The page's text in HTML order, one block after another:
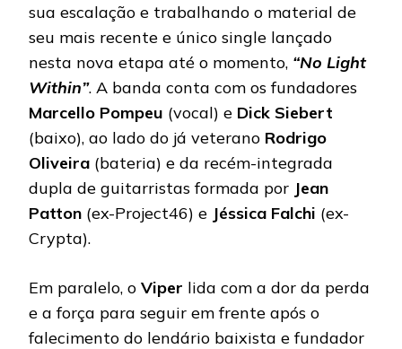
sua escalação e trabalhando o material de
seu mais recente e único single lançado
nesta nova etapa até o momento, “No Light
Within”. A banda conta com os fundadores
Marcello Pompeu (vocal) e Dick Siebert
(baixo), ao lado do já veterano Rodrigo
Oliveira (bateria) e da recém-integrada
dupla de guitarristas formada por Jean
Patton (ex-Project46) e Jéssica Falchi (ex-
Crypta).
Em paralelo, o Viper lida com a dor da perda
e a força para seguir em frente após o
falecimento do lendário baixista e fundador